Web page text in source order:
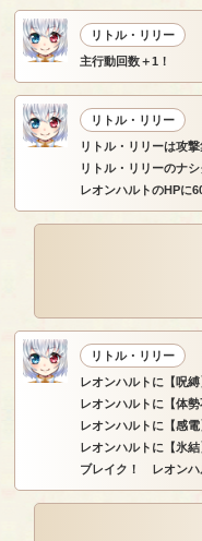
リトル・リリー
主行動回数＋1！
リトル・リリー
リトル・リリーは攻撃
リトル・リリーのナシ
レオンハルトのHPに
リトル・リリー
レオンハルトに【呪縛
レオンハルトに【体勢
レオンハルトに【感電
レオンハルトに【氷結
ブレイク！ レオンハ